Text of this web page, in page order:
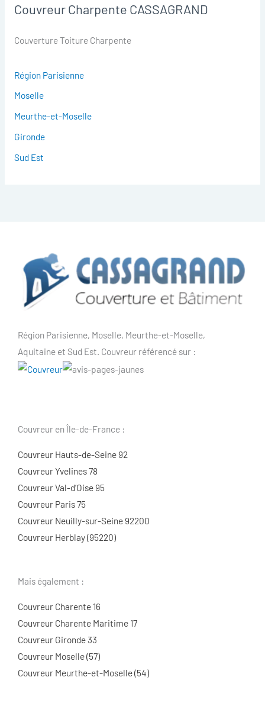
Couvreur Charpente CASSAGRAND
Couverture Toiture Charpente
Région Parisienne
Moselle
Meurthe-et-Moselle
Gironde
Sud Est
Région Parisienne, Moselle, Meurthe-et-Moselle,
Aquitaine et Sud Est. Couvreur référencé sur :
Couvreur en Île-de-France :
Couvreur Hauts-de-Seine 92
Couvreur Yvelines 78
Couvreur Val-d’Oise 95
Couvreur Paris 75
Couvreur Neuilly-sur-Seine 92200
Couvreur Herblay (95220)
Mais également :
Couvreur Charente 16
Couvreur Charente Maritime 17
Couvreur Gironde 33
Couvreur Moselle (57)
Couvreur Meurthe-et-Moselle (54)